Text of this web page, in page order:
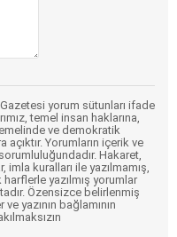
Gazetesi yorum sütunları ifade
temel insan haklarına,
ve demokratik
Yorumların içerik ve
Hakaret,
kuralları ile yazılmamış,
yazılmış yorumlar
Özensizce belirlenmiş
yazının bağlamının